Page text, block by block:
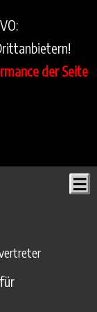
der Seite